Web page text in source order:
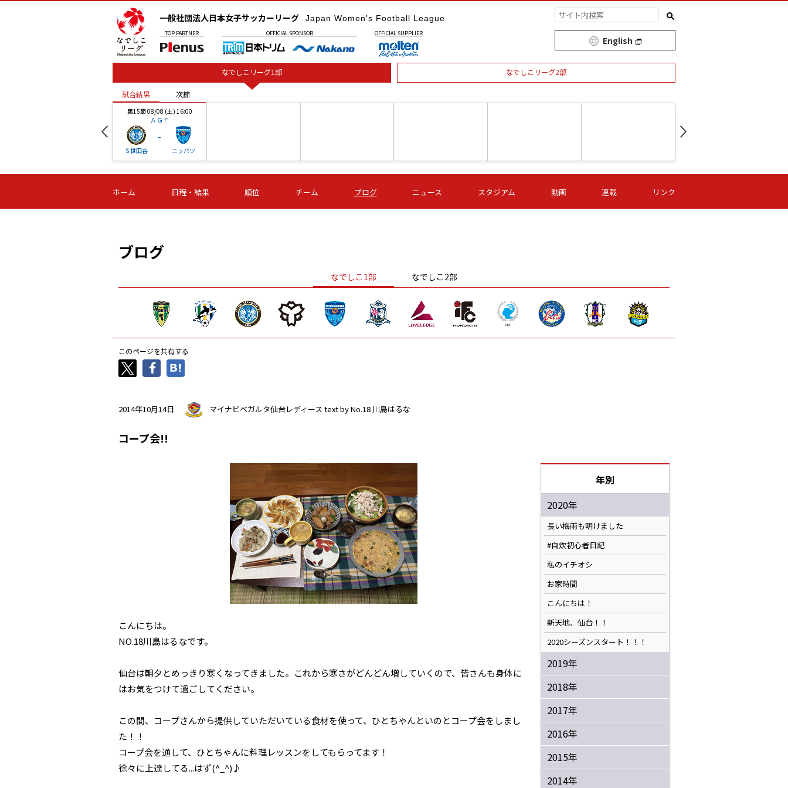
一般社団法人日本女子サッカーリーグ Japan Women's Football League
TOP PARTNER OFFICIAL SPONSOR OFFICIAL SUPPLIER
English
なでしこリーグ1部 なでしこリーグ2部
試合結果 次節
第15節 08/08 (土) 16:00
ＡＧＦ
Ｓ世田谷
-
ニッパツ
-
第16節 09/05 (土) 15:00
ニッパツ
-
第16節 09/05 (土) 15:00
石人の星
-
第16節 09/05 (土) 16:00
ＡＧＦ
-
いちご
-
第16節 09/06 (日) 15:00
-
第16節 09/06 (日) 15:00
- -
試合結果 次節
ホーム 日程・結果 順位 チーム ブログ ニュース スタジアム 動画 連載 リンク
ブログ
なでしこ1部 なでしこ2部
このページを共有する
2014年10月14日 マイナビベガルタ仙台レディース text by No.18 川島はるな
コープ会!!
こんにちは。
NO.18川島はるなです。
仙台は朝夕とめっきり寒くなってきました。これから寒さがどんどん増していくので、皆さんも身体に
はお気をつけて過ごしてください。
この間、コープさんから提供していただいている食材を使って、ひとちゃんといのとコープ会をしまし
た！！
コープ会を通して、ひとちゃんに料理レッスンをしてもらってます！
徐々に上達してる...はず(^_^)♪
年別
2020年
長い梅雨も明けました
#自炊初心者日記
私のイチオシ
お家時間
こんにちは！
新天地、仙台！！
2020シーズンスタート！！！
2019年
2018年
2017年
2016年
2015年
2014年